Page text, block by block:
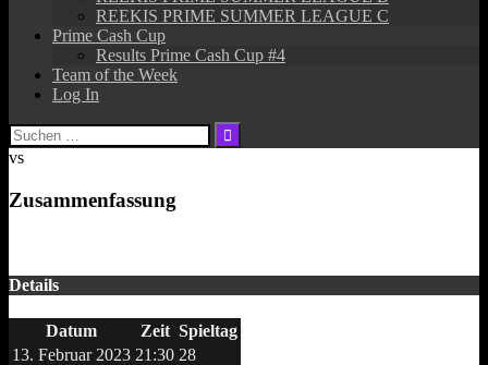
REEKIS PRIME SUMMER LEAGUE C
Prime Cash Cup
Results Prime Cash Cup #4
Team of the Week
Log In
Suchen
nach:
vs
Zusammenfassung
Details
Datum Zeit Spieltag
13. Februar 2023 21:30 28